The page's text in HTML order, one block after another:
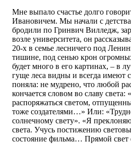
Мне выпало счастье долго
Ивановичем. Мы начали с
бродили по Гринвич Вилледж,
возле университета, он
20-х в ­семье лесничего под
тишине, под сенью крон
будет много в его картинах, – в
гуще леса видны и всегда имеют
поняла: не мудрено, что любой
кончается словом во славу
распоряжаться светом,
тоже создателями…» Или:
солнечному свету». «Я
света. Учусь постижению
состояние фильма… Прямой свет